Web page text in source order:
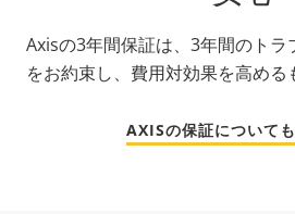
Axisの3年間保証は、3年間のト
をお約束し、費用対効果を高める
AXISの保証について